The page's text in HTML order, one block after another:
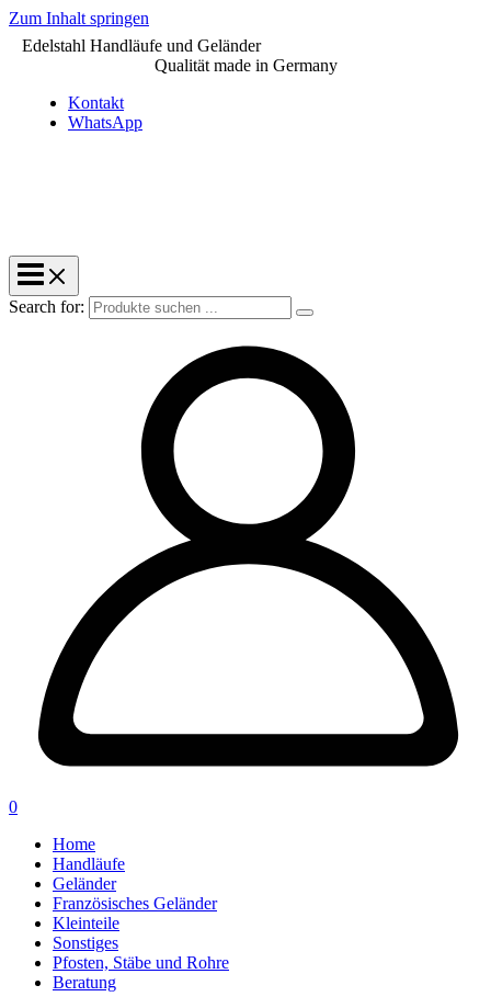
Zum Inhalt springen
Edelstahl Handläufe und Geländer
Qualität made in Germany
Kontakt
WhatsApp
Search for:
0
Home
Handläufe
Geländer
Französisches Geländer
Kleinteile
Sonstiges
Pfosten, Stäbe und Rohre
Beratung